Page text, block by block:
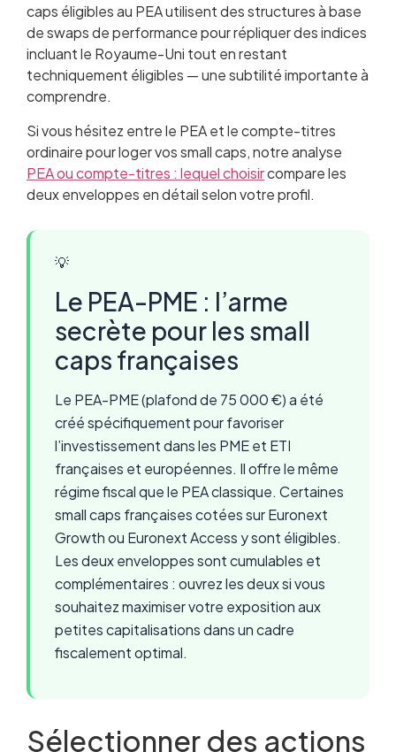
caps éligibles au PEA utilisent des structures à base
de swaps de performance pour répliquer des indices
incluant le Royaume-Uni tout en restant
techniquement éligibles — une subtilité importante à
comprendre.
Si vous hésitez entre le PEA et le compte-titres
ordinaire pour loger vos small caps, notre analyse
PEA ou compte-titres : lequel choisircompare les
deux enveloppes en détail selon votre profil.
💡
Le PEA-PME : l’arme
secrète pour les small
caps françaises
Le PEA-PME (plafond de 75 000 €) a été
créé spécifiquement pour favoriser
l’investissement dans les PME et ETI
françaises et européennes. Il offre le même
régime fiscal que le PEA classique. Certaines
small caps françaises cotées sur Euronext
Growth ou Euronext Access y sont éligibles.
Les deux enveloppes sont cumulables et
complémentaires : ouvrez les deux si vous
souhaitez maximiser votre exposition aux
petites capitalisations dans un cadre
fiscalement optimal.
Sélectionner des actions